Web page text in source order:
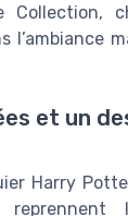
Collection,
l’ambiance
et un
Harry